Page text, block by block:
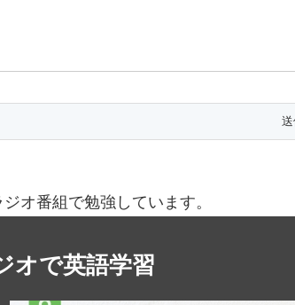
オ番組で勉強しています。
オで英語学習